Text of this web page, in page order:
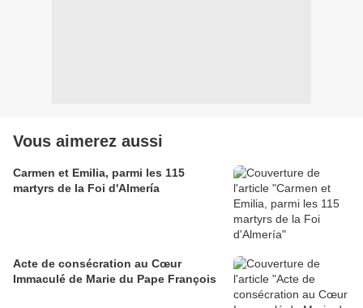
Vous aimerez aussi
Carmen et Emilia, parmi les 115
martyrs de la Foi d'Almería
Acte de consécration au Cœur
Immaculé de Marie du Pape François